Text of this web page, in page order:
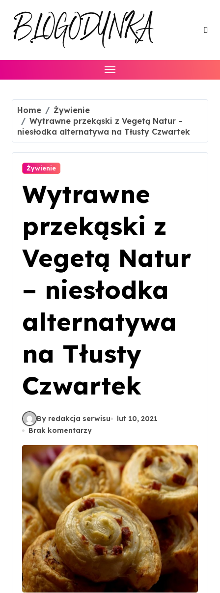
content
Home
Żywienie
Wytrawne przekąski z Vegetą Natur –
niesłodka alternatywa na Tłusty Czwartek
Żywienie
Wytrawne
przekąski z
Vegetą Natur
– niesłodka
alternatywa
na Tłusty
Czwartek
By redakcja serwisu
lut 10, 2021
Brak komentarzy